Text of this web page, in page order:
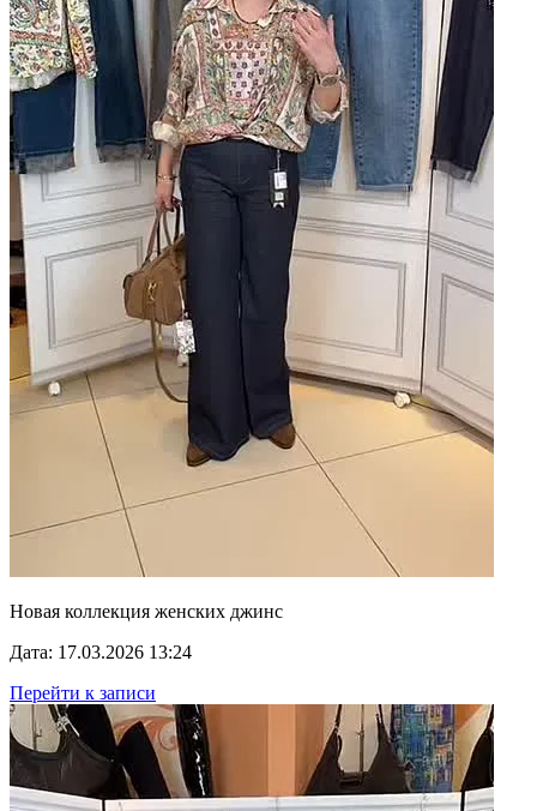
Новая коллекция женских джинс
Дата: 17.03.2026 13:24
Перейти к записи